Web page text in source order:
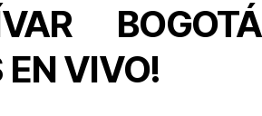
BOGOTÁ
EN VIVO!